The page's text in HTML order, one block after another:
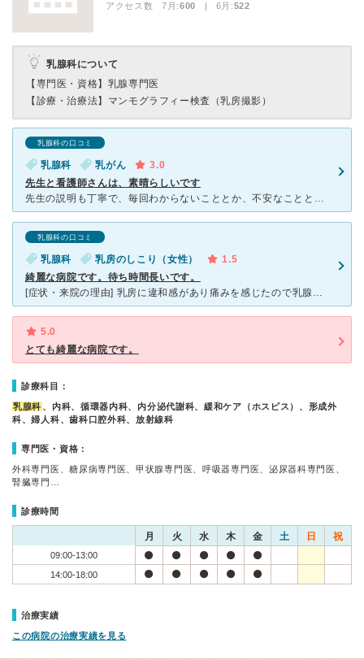
アクセス数 7月:600 | 6月:522
乳腺科について
【専門医・資格】 乳腺専門医
【診療・治療法】 マンモグラフィー検査（乳房撮影）
乳腺科の口コミ
乳腺科 乳がん
3.0
先生と看護師さんは、素晴らしいです
先生の説明も丁寧で、毎回わからないこととか、不安なこととか、お忙しいのにも関わらず優しく接してくださいます。どの先生でも同じように親切です。看護師さんも大変なのに症状が緩和されるように先生に聞いて下さ
乳腺科の口コミ
乳腺科 乳房のしこり（女性）
1.5
綺麗な病院です。待ち時間長いです。
[症状・来院の理由] 乳房に違和感があり痛みを感じたので乳腺科に来院しました。 [医師の診断・治療法] マンモグラフィー、エコー、触診をしてもらいました。 どれも何も異常見当たらず。１か月
5.0
とても綺麗な病院です。
診療科目：
乳腺科 、内科、循環器内科、内分泌代謝科、緩和ケア（ホスピス）、形成外
科、婦人科、歯科口腔外科、放射線科
専門医・資格：
外科専門医、糖尿病専門医、甲状腺専門医、呼吸器専門医、泌尿器科専門医、
腎臓専門…
診療時間
月 火 水 木 金 土 日 祝
09:00-13:00
14:00-18:00
治療実績
この病院の治療実績を見る